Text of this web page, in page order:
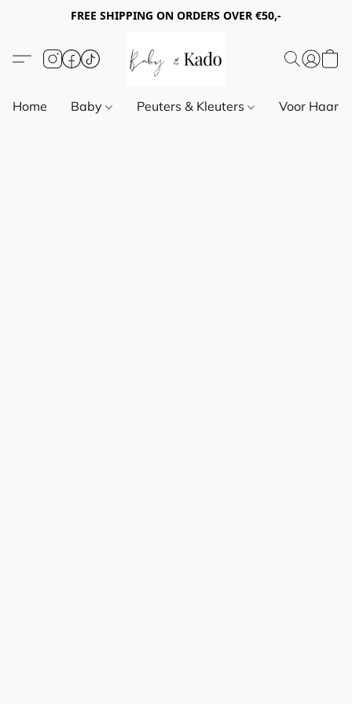
FREE SHIPPING ON ORDERS OVER €50,-
Home Baby Peuters & Kleuters Voor Haar